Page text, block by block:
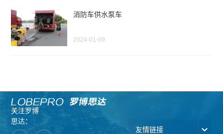
消防车供水泵车
2024-01-09
关注罗博
思达：
友情链接